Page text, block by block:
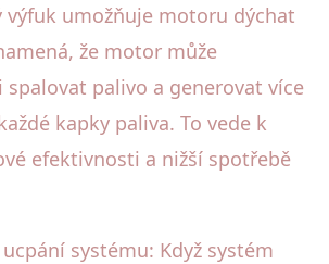
výfuk umožňuje motoru dýchat
že motor může
spalovat palivo a generovat více
kapky paliva. To vede k
efektivnosti a nižší spotřebě
systému: Když systém